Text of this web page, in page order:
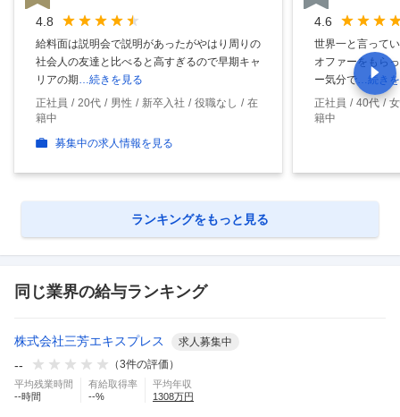
4.8
給料面は説明会で説明があったがやはり周りの
社会人の友達と比べると高すぎるので早期キャ
リアの期…続きを見る
正社員
20代 男性 新卒入社 役職なし
在
籍中
募集中の求人情報を見る
4.6
世界一と言って
オファーをもら
ー気分で…続き
正社員
40代
籍中
ランキングをもっと見る
同じ業界の給与ランキング
株式会社三芳エキスプレス 求人募集中
-- （3件の評価）
平均残業時間
--時間
有給取得率
--%
平均年収
1308万円